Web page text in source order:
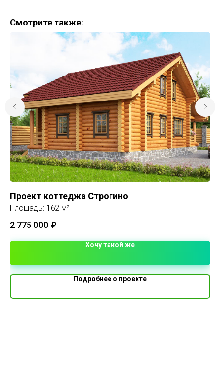
Смотрите также:
Проект коттеджа Строгино
Площадь: 162 м²
2 775 000 ₽
Хочу такой же
Подробнее о проекте